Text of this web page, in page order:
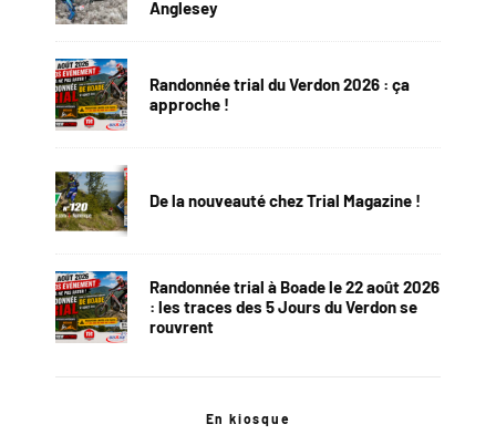
Anglesey
Randonnée trial du Verdon 2026 : ça
approche !
De la nouveauté chez Trial Magazine !
Randonnée trial à Boade le 22 août 2026
: les traces des 5 Jours du Verdon se
rouvrent
En kiosque